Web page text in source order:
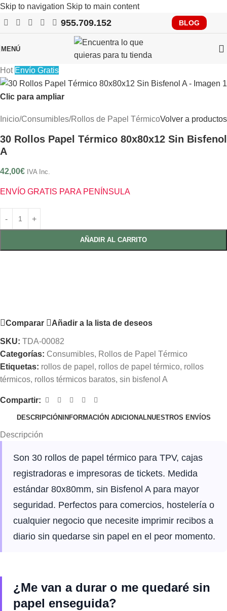
Skip to navigation Skip to main content
RECUERDA QUE PRONTO TENDRÁS QUE CUMPLIR CON
VERIFACTU, CONSÚLTANOS
955.709.152 BLOG
MENÚ
Hot Envío Gratis
Clic para ampliar
Inicio/Consumibles/Rollos de Papel TérmicoVolver a productos
30 Rollos Papel Térmico 80x80x12 Sin Bisfenol
A
42,00€ IVA Inc.
ENVÍO GRATIS PARA PENÍNSULA
AÑADIR AL CARRITO
Comparar Añadir a la lista de deseos
SKU: TDA-00082
Categorías: Consumibles, Rollos de Papel Térmico
Etiquetas: rollos de papel , rollos de papel térmico, rollos
térmicos, rollos térmicos baratos, sin bisfenol A
Compartir:
DESCRIPCIÓN INFORMACIÓN ADICIONALNUESTROS ENVÍOS
Descripción
Son 30 rollos de papel térmico para TPV, cajas
registradoras e impresoras de tickets. Medida
estándar 80x80mm, sin Bisfenol A para mayor
seguridad. Perfectos para comercios, hostelería o
cualquier negocio que necesite imprimir recibos a
diario sin quedarse sin papel en el peor momento.
¿Me van a durar o me quedaré sin
papel enseguida?